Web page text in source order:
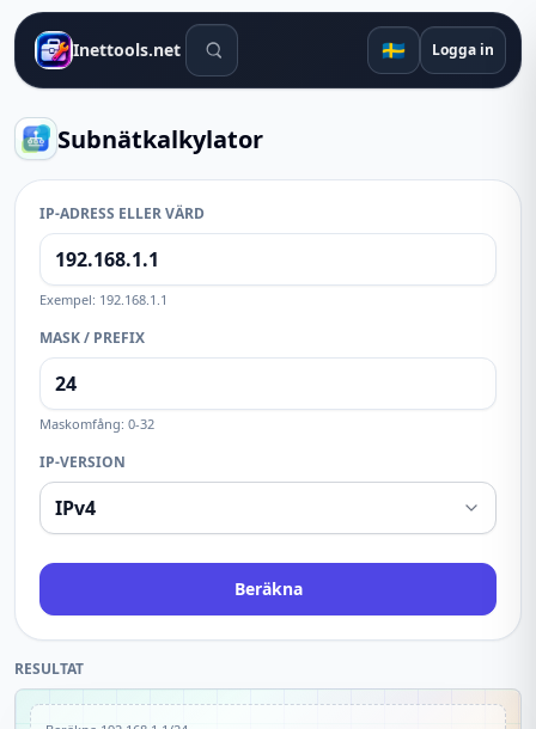
Inettools.net Sökverktyg 🇸🇪 Logga in
Subnätkalkylator
IP-ADRESS ELLER VÄRD
Exempel: 192.168.1.1
MASK / PREFIX
Maskomfång: 0-32
IP-VERSION
Beräkna
RESULTAT